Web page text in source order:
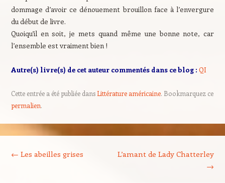
dommage d’avoir ce dénouement brouillon face à l’envergure
du début de livre.
Quoiqu’il en soit, je mets quand même une bonne note, car
l’ensemble est vraiment bien !
Autre(s) livre(s) de cet auteur commentés dans ce blog : QI
Cette entrée a été publiée dansLittérature américaine. Bookmarquez ce
permalien.
← Les abeilles grises
L’amant de Lady Chatterley
→